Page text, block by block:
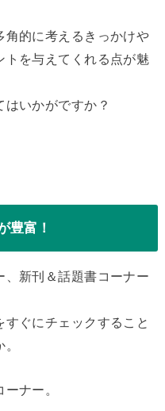
角的に考えるきっかけや
トを与えてくれる点が魅
いかがですか？
豊富！
、新刊＆話題書コーナー
ぐにチェックすること
ナー。